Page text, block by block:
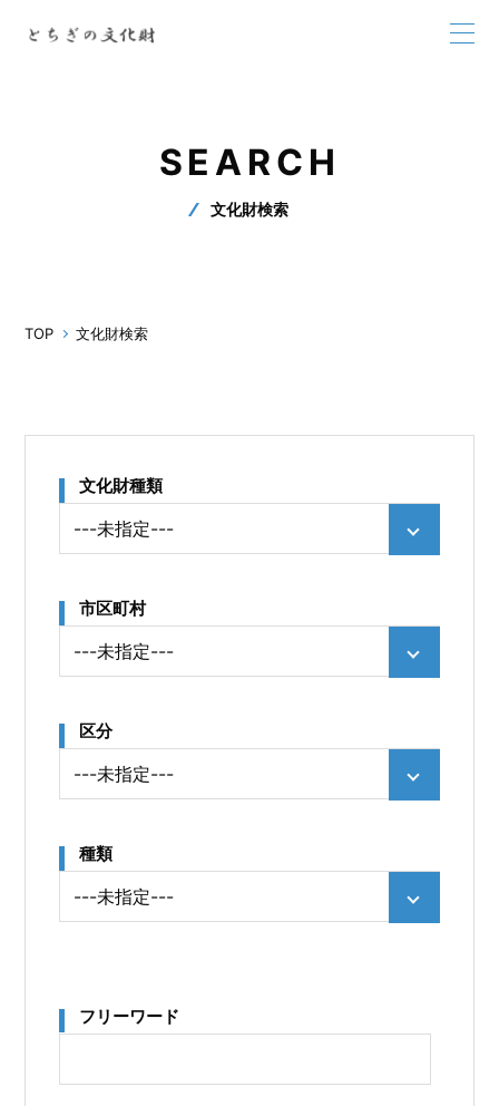
SEARCH
文化財検索
TOP 文化財検索
文化財種類
市区町村
区分
種類
フリーワード